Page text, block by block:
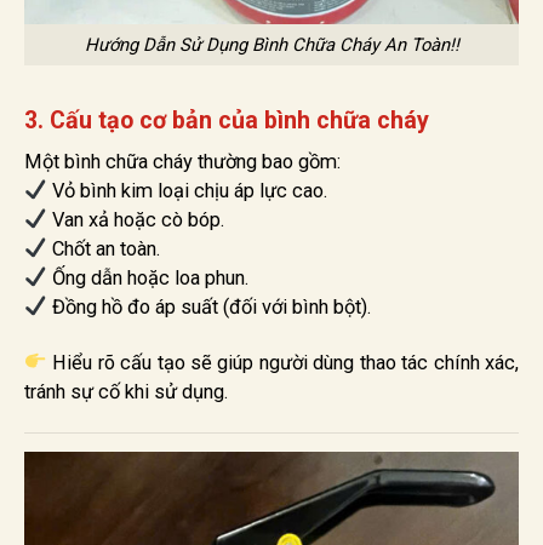
Hướng Dẫn Sử Dụng Bình Chữa Cháy An Toàn!!
3. Cấu tạo cơ bản của bình chữa cháy
Một bình chữa cháy thường bao gồm:
Vỏ bình kim loại chịu áp lực cao.
Van xả hoặc cò bóp.
Chốt an toàn.
Ống dẫn hoặc loa phun.
Đồng hồ đo áp suất (đối với bình bột).
Hiểu rõ cấu tạo sẽ giúp người dùng thao tác chính xác,
tránh sự cố khi sử dụng.